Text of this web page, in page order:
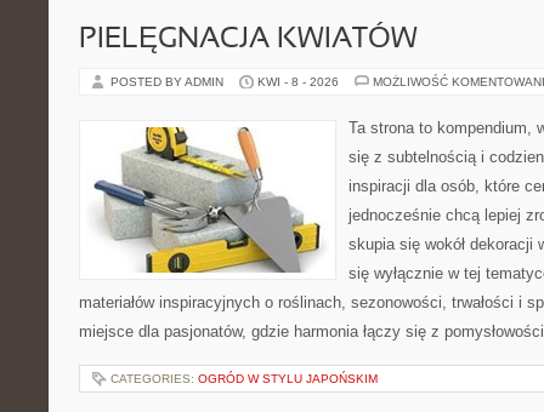
PIELĘGNACJA KWIATÓW
POSTED BY ADMIN KWI - 8 - 2026 MOŻLIWOŚĆ
Ta strona to kompendium,
się z subtelnością i
inspiracji dla osób, które
jednocześnie chcą lepiej
skupia się wokół dekoracji
się wyłącznie w tej
materiałów inspiracyjnych o roślinach, sezonowości, trwałości i
miejsce dla pasjonatów, gdzie harmonia łączy się z
CATEGORIES: OGRÓD W STYLU JAPOŃSKIM